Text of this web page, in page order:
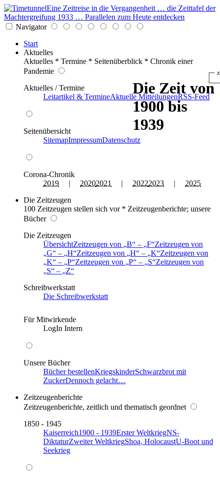
Eine Zeitreise in die Vergangenheit … die Zeittafel der
Machtergreifung 1933 … Parallelen zum Heute entdecken
Navigator
Start
Aktuelles
Aktuelles * Termine * Seitenüberblick * Chronik einer
Pandemie
Aktuelles / Termine
Leitartikel & TermineAktuelle MitteilungenRSS-Feed
Seitenübersicht
SitemapImpressumDatenschutz
Corona-Chronik
2019 | 20202021 | 20222023 | 2025
Die Zeitzeugen
100 Zeitzeugen stellen sich vor * Zeitzeugenberichte; unsere
Bücher
Die Zeitzeugen
ÜbersichtZeitzeugen von B – F Zeitzeugen von
G
– H Zeitzeugen von H – K Zeitzeugen von
K
– P Zeitzeugen von P – S Zeitzeugen von
S
–
Z
Schreibwerkstatt
Die Schreibwerkstatt
Für Mitwirkende
LogIn Intern
Unsere Bücher
Bücher bestellenKriegskinderSchwarzbrot mit
ZuckerDennoch gelacht…
Zeitzeugenberichte
Zeitzeugenberichte, zeitlich und thematisch geordnet
1850 - 1945
Kaiserreich1900 - 1939Erster WeltkriegNS-
DiktaturZweiter WeltkriegShoa, HolocaustU-Boot und
Seekrieg
Die Zeit von
1900 bis
1939